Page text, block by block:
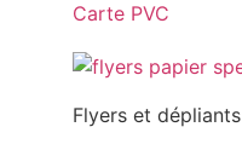
Carte PVC
Flyers et dépliants